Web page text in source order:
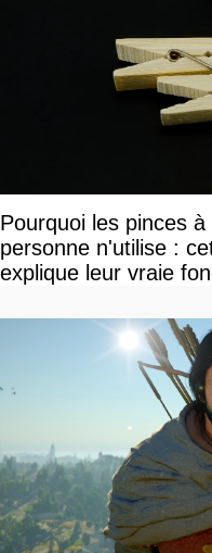
Pourquoi les pinces
personne n'utilise :
explique leur vraie